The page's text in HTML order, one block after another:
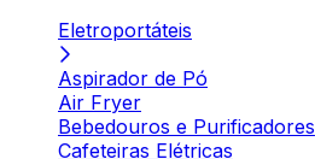
Eletroportáteis
Aspirador de Pó
Air Fryer
Bebedouros e Purificadores
Cafeteiras Elétricas